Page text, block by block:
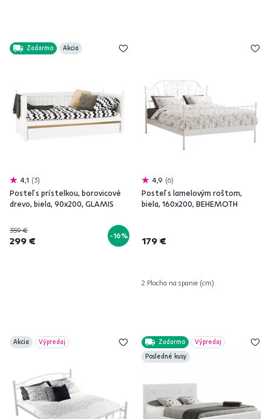
Zadarmo Akcia
4,1 3
Posteľ s prístelkou, borovicové
drevo, biela, 90x200, GLAMIS
359 €
299 € -16%
4,9 6
Posteľ s lamelovým roštom,
biela, 160x200, BEHEMOTH
179 €
2 Plocha na spanie (cm)
Akcia Výpredaj Zadarmo
Výpredaj
Posledné kusy